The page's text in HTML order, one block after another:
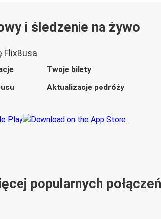
i śledzenie na żywo
FlixBusa
Twoje bilety
Aktualizacje podróży
popularnych połączeń